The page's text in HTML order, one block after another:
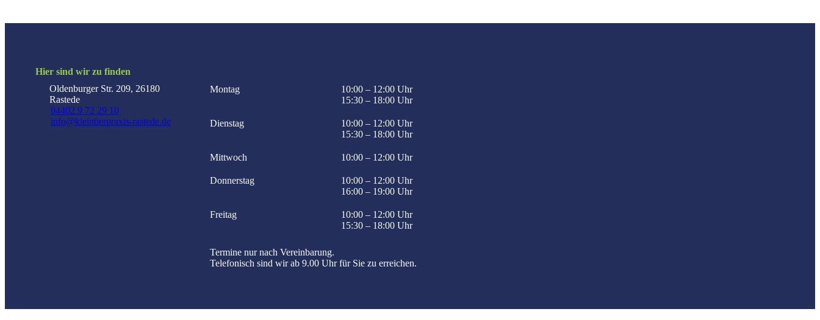
Hier sind wir zu finden
Oldenburger Str. 209, 26180
Rastede
04402 9 72 29 10
info@kleintierpraxis-rastede.de
Montag
10:00 – 12:00 Uhr
15:30 – 18:00 Uhr
Dienstag
10:00 – 12:00 Uhr
15:30 – 18:00 Uhr
Mittwoch 10:00 – 12:00 Uhr
Donnerstag
10:00 – 12:00 Uhr
16:00 – 19:00 Uhr
Freitag
10:00 – 12:00 Uhr
15:30 – 18:00 Uhr
Termine nur nach Vereinbarung.
Telefonisch sind wir ab 9.00 Uhr für Sie zu erreichen.